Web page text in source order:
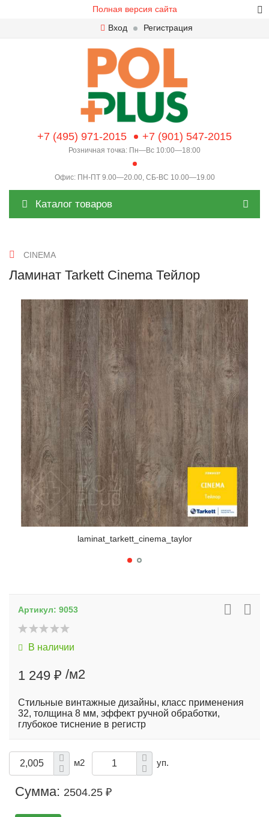
Полная версия сайта
Вход
Регистрация
+7 (495) 971-2015 +7 (901) 547-2015
Розничная точка: Пн—Вс 10:00—18:00
Офис: ПН-ПТ 9.00—20.00, СБ-ВС 10.00—19.00
Каталог товаров
CINEMA
Ламинат Tarkett Cinema Тейлор
laminat_tarkett_cinema_taylor
Артикул: 9053
В наличии
1 249 ₽ /м2
Стильные винтажные дизайны, класс применения
32, толщина 8 мм, эффект ручной обработки,
глубокое тиснение в регистр
м2 уп.
Сумма: 2504.25 ₽